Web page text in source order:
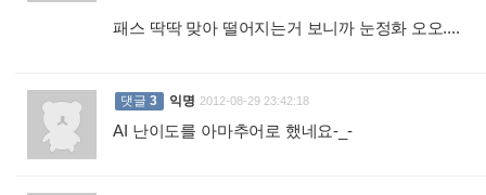
패스 딱딱 맞아 떨어지는거 보니까 눈정화 오오....
댓글 3 익명 2012-08-29 23:42:18
AI 난이도를 아마추어로 했네요-_-